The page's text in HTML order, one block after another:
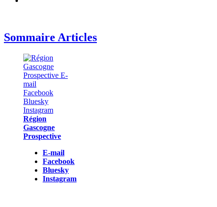
Sommaire Articles
Région
Gascogne
Prospective
E-mail
Facebook
Bluesky
Instagram